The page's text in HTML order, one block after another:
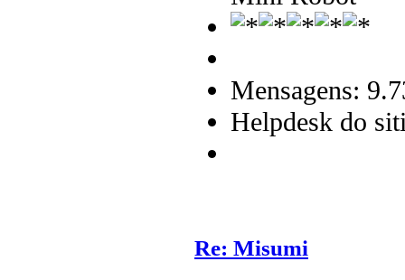
Mensagens:
Helpdesk do
Re: Misumi